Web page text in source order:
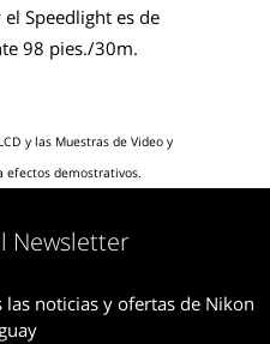
Speedlight es de
98 pies./30m.
y las Muestras de Video y
efectos demostrativos.
Newsletter
noticias y ofertas de Nikon